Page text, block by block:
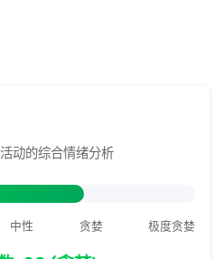
动的综合情绪分析
中性 贪婪 极度贪婪